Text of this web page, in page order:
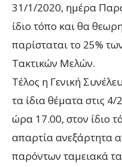
31/1/2020, ημέρα
ίδιο τόπο και θα
παρίσταται το 25%
Τακτικών Μελών.
Τέλος η Γενική
τα ίδια θέματα στις
ώρα 17.00, στον ίδιο
απαρτία ανεξάρτητα
παρόντων ταμειακά